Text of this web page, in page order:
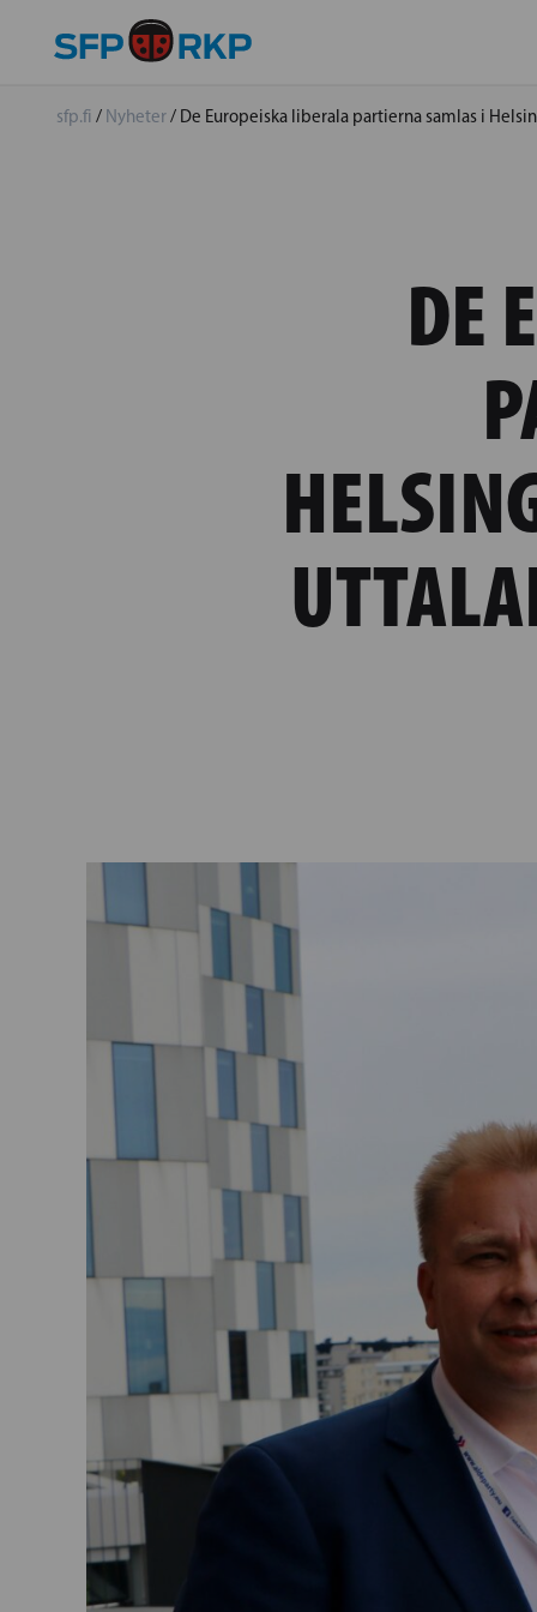
sfp.fi / Nyheter/ De Europeiska liberala partierna samlas i
DE